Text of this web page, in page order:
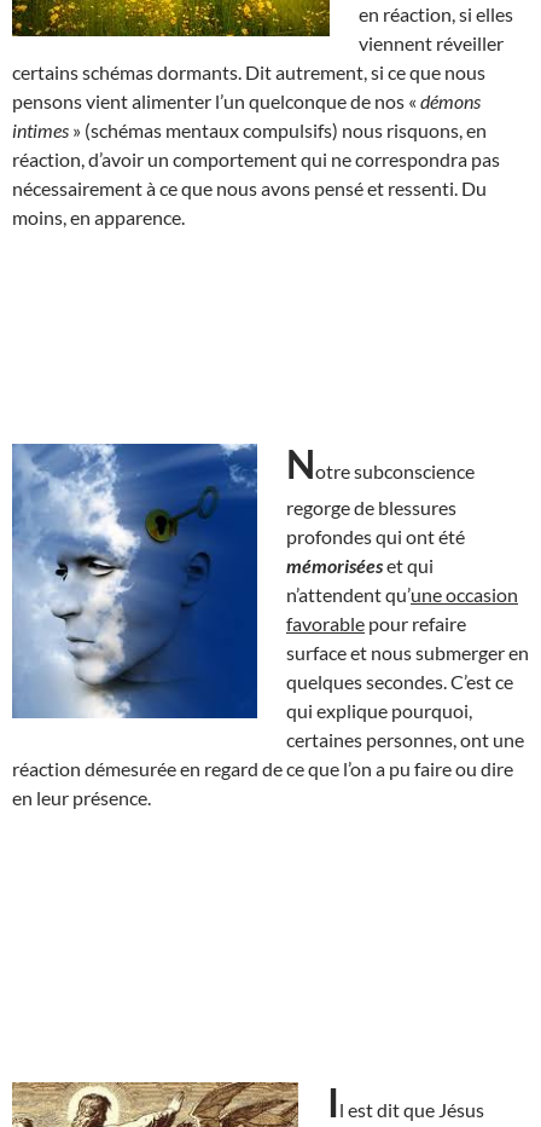
en réaction, si elles
viennent réveiller
certains schémas dormants. Dit autrement, si ce que nous
pensons vient alimenter l’un quelconque de nos « démons
intimes » (schémas mentaux compulsifs) nous risquons, en
réaction, d’avoir un comportement qui ne correspondra pas
nécessairement à ce que nous avons pensé et ressenti. Du
moins, en apparence.
Notre subconscience
regorge de blessures
profondes qui ont été
mémoriséeset qui
n’attendent qu’une occasion
favorable pour refaire
surface et nous submerger en
quelques secondes. C’est ce
qui explique pourquoi,
certaines personnes, ont une
réaction démesurée en regard de ce que l’on a pu faire ou dire
en leur présence.
Il est dit que Jésus